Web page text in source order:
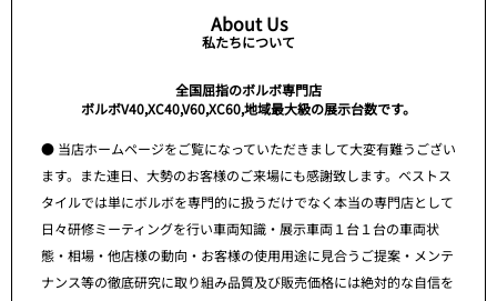
About Us
私たちについて
全国屈指のボルボ専門店
ボルボV40,XC40,V60,XC60,地域最大級の展示台数です。
● 当店ホームページをご覧になっていただきまして大変有難うござい
ます。また連日、大勢のお客様のご来場にも感謝致します。ベストス
タイルでは単にボルボを専門的に扱うだけでなく本当の専門店として
日々研修ミーティングを行い車両知識・展示車両１台１台の車両状
態・相場・他店様の動向・お客様の使用用途に見合うご提案・メンテ
ナンス等の徹底研究に取り組み品質及び販売価格には絶対的な自信を